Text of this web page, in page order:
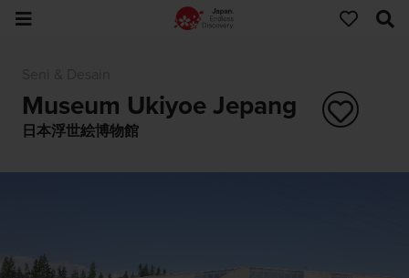
Museum Ukiyoe Jepang
日本浮世絵博物館